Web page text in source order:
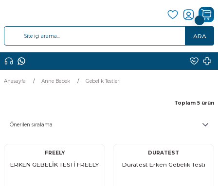
ARA
Anasayfa Anne Bebek Gebelik Testleri
Toplam 5 ürün
FREELY
ERKEN GEBELİK TESTİ FREELY
DURATEST
Duratest Erken Gebelik Testi